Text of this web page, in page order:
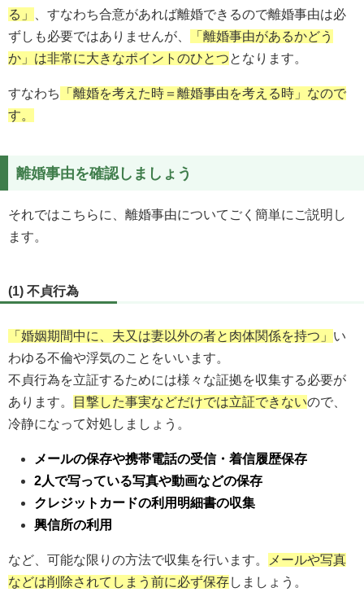
る」
、すなわち合意があれば離婚できるので離婚事由は必
ずしも必要ではありませんが、
「離婚事由があるかどう
か」は非常に大きなポイントのひとつとなります。
すなわち
「離婚を考えた時＝離婚事由を考える時」なので
す。
離婚事由を確認しましょう
それではこちらに、離婚事由についてごく簡単にご説明し
ます。
(1) 不貞行為
「婚姻期間中に、夫又は妻以外の者と肉体関係を持つ」 い
わゆる不倫や浮気のことをいいます。
不貞行為を立証するためには様々な証拠を収集する必要が
あります。
目撃した事実などだけでは立証できないので、
冷静になって対処しましょう。
メールの保存や携帯電話の受信・着信履歴保存
2人で写っている写真や動画などの保存
クレジットカードの利用明細書の収集
興信所の利用
など、可能な限りの方法で収集を行います。
メールや写真
などは削除されてしまう前に必ず保存しましょう。